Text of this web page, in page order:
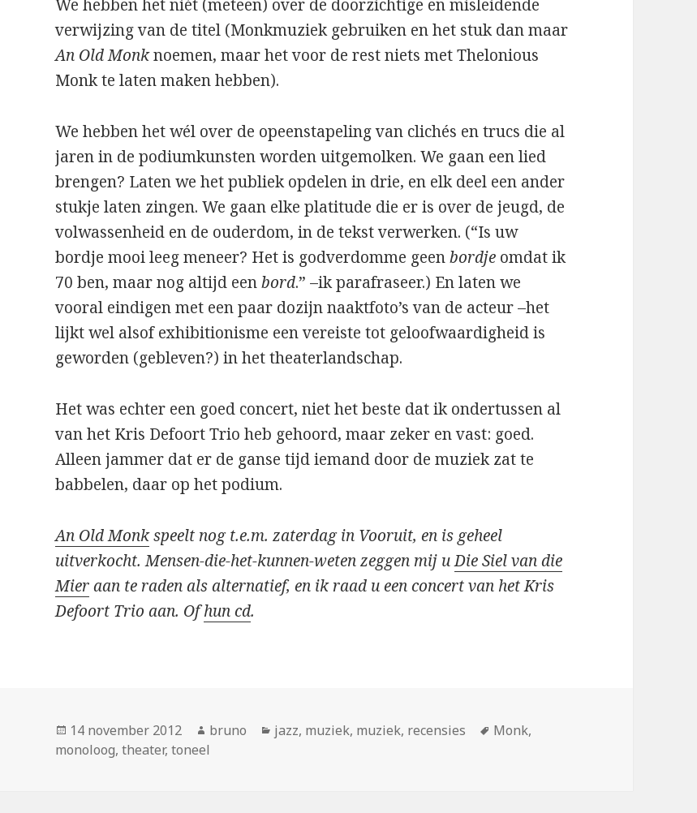
We hebben het niét (meteen) over de doorzichtige en misleidende
verwijzing van de titel (Monkmuziek gebruiken en het stuk dan maar
An Old Monknoemen, maar het voor de rest niets met Thelonious
Monk te laten maken hebben).
We hebben het wél over de opeenstapeling van clichés en trucs die al
jaren in de podiumkunsten worden uitgemolken. We gaan een lied
brengen? Laten we het publiek opdelen in drie, en elk deel een ander
stukje laten zingen. We gaan elke platitude die er is over de jeugd, de
volwassenheid en de ouderdom, in de tekst verwerken. (“Is uw
bordje mooi leeg meneer? Het is godverdomme geenbordje omdat ik
70 ben, maar nog altijd eenbord.” –ik parafraseer.) En laten we
vooral eindigen met een paar dozijn naaktfoto’s van de acteur –het
lijkt wel alsof exhibitionisme een vereiste tot geloofwaardigheid is
geworden (gebleven?) in het theaterlandschap.
Het was echter een goed concert, niet het beste dat ik ondertussen al
van het Kris Defoort Trio heb gehoord, maar zeker en vast: goed.
Alleen jammer dat er de ganse tijd iemand door de muziek zat te
babbelen, daar op het podium.
An Old Monkspeelt nog t.e.m. zaterdag in Vooruit, en is geheel
uitverkocht. Mensen-die-het-kunnen-weten zeggen mij uDie Siel van die
Mieraan te raden als alternatief, en ik raad u een concert van het Kris
Defoort Trio aan. Ofhun cd.
Geplaatst
op
14 november 2012 Auteur
bruno Categorieën
jazz, muziek, muziek, recensies Tags
Monk,
monoloog,theater,toneel